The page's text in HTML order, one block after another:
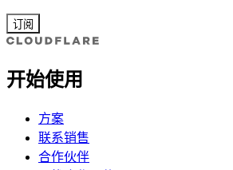
订阅
开始使用
方案
联系销售
合作伙伴